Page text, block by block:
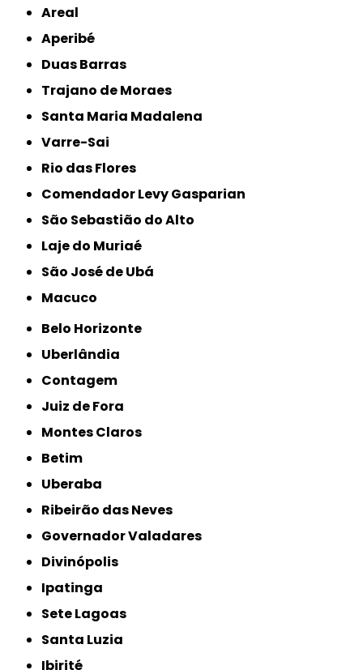
Areal
Aperibé
Duas Barras
Trajano de Moraes
Santa Maria Madalena
Varre-Sai
Rio das Flores
Comendador Levy Gasparian
São Sebastião do Alto
Laje do Muriaé
São José de Ubá
Macuco
Belo Horizonte
Uberlândia
Contagem
Juiz de Fora
Montes Claros
Betim
Uberaba
Ribeirão das Neves
Governador Valadares
Divinópolis
Ipatinga
Sete Lagoas
Santa Luzia
Ibirité